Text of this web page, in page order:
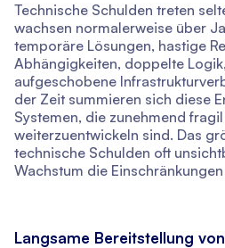
Technische Schulden treten
wachsen normalerweise über
temporäre Lösungen, hastige
Abhängigkeiten, doppelte
aufgeschobene
der Zeit summieren sich diese
Systemen, die zunehmend
weiterzuentwickeln sind. Das
technische Schulden oft
Wachstum die
Langsame Bereitstellung